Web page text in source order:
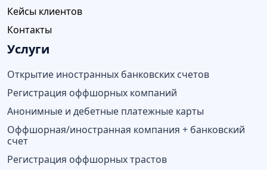
Кейсы клиентов
Контакты
Услуги
Открытие иностранных банковских счетов
Регистрация оффшорных компаний
Анонимные и дебетные платежные карты
Оффшорная/иностранная компания + банковский
счет
Регистрация оффшорных трастов